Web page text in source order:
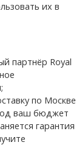
их в
партнёр Royal
по Москве
ваш бюджет
гарантия